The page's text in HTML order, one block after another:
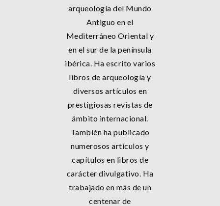
arqueología del Mundo
Antiguo en el
Mediterráneo Oriental y
en el sur de la península
ibérica. Ha escrito varios
libros de arqueología y
diversos artículos en
prestigiosas revistas de
ámbito internacional.
También ha publicado
numerosos artículos y
capítulos en libros de
carácter divulgativo. Ha
trabajado en más de un
centenar de